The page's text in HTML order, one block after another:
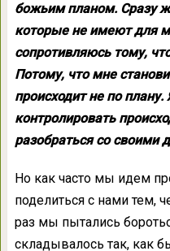
божьим планом. Сразу
которые не имеют для
сопротивляюсь тому,
Потому, что мне
происходит не по
контролировать
разобраться со своими
Но как часто мы идем
поделиться с нами тем,
раз мы пытались
складывалось так, как